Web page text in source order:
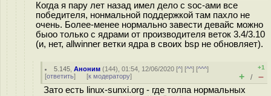
Когда я пару лет назад имел дело с soc-ами все
победителя, нонмальной поддержкой там пахло не
очень. Более-менее нормально завести девайс можно
быоо только с ядрами от производителя веток 3.4/3.10
(и, нет, allwinner ветки ядра в своих bsp не обновляет).
5.145 ,Аноним (144), 01:54, 12/06/2020 [^] [^^] [^^^]
[ответить] [к модератору]
+1
+ / –
Зато есть linux-sunxi.org - где толпа нормальных